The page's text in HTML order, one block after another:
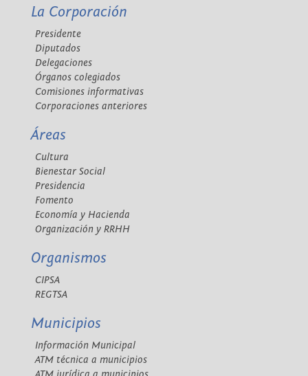
La Corporación
Presidente
Diputados
Delegaciones
Órganos colegiados
Comisiones informativas
Corporaciones anteriores
Áreas
Cultura
Bienestar Social
Presidencia
Fomento
Economía y Hacienda
Organización y RRHH
Organismos
CIPSA
REGTSA
Municipios
Información Municipal
ATM técnica a municipios